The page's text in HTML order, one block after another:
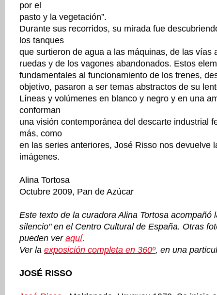
por el
pasto y la vegetación”.
Durante sus recorridos, su mirada fue
los tanques
que surtieron de agua a las máquinas, de las vías
ruedas y de los vagones abandonados. Estos
fundamentales al funcionamiento de los trenes,
objetivo, pasaron a ser temas abstractos de su
Líneas y volúmenes en blanco y negro y en una
conforman
una visión contemporánea del descarte industrial
más, como
en las series anteriores, José Risso nos devuelve
imágenes.
Alina Tortosa
Octubre 2009, Pan de Azúcar
Este texto de la curadora Alina Tortosa acompañó
silencio" en el Centro Cultural de España. Otras
pueden ver aquí.
Ver la exposición completa en 360º, en una
JOSÉ RISSO